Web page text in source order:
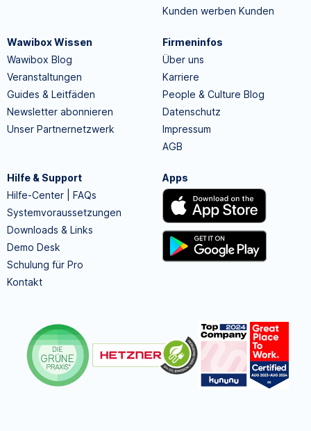
Kunden werben Kunden
Wawibox Wissen
Wawibox Blog
Veranstaltungen
Guides & Leitfäden
Newsletter abonnieren
Unser Partnernetzwerk
Firmeninfos
Über uns
Karriere
People & Culture Blog
Datenschutz
Impressum
AGB
Hilfe & Support
Hilfe-Center | FAQs
Systemvoraussetzungen
Downloads & Links
Demo Desk
Schulung für Pro
Kontakt
Apps